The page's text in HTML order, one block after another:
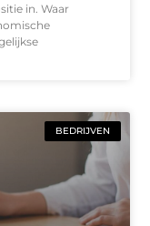
in. Waar
BEDRIJVEN